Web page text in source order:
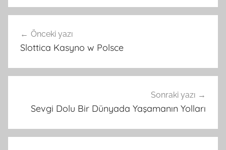
gezinmesi
Önceki yazı
Slottica Kasyno w Polsce
Sonraki yazı
Sevgi Dolu Bir Dünyada Yaşamanın Yolları